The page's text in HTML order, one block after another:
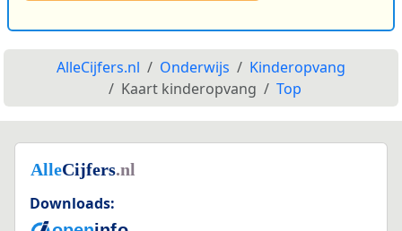
AlleCijfers.nl Onderwijs
Kinderopvang
Kaart kinderopvang
Top
Downloads: